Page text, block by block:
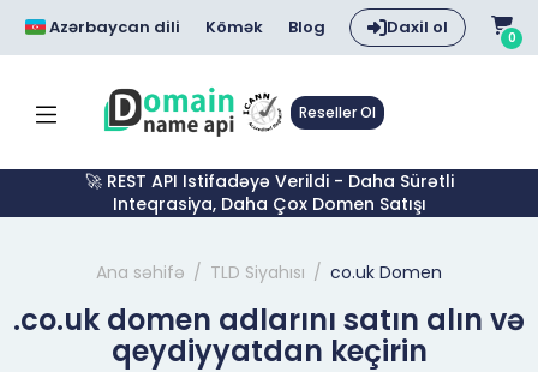
Azərbaycan dili Kömək Blog Daxil ol 0
Reseller Ol
🚀 REST API Istifadəyə Verildi - Daha Sürətli
Inteqrasiya, Daha Çox Domen Satışı
Ana səhifə TLD Siyahısı co.uk Domen
.co.uk domen adlarını satın alın və
qeydiyyatdan keçirin